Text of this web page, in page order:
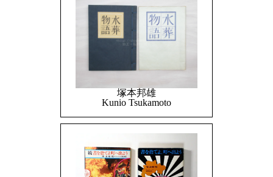
塚本邦雄
Kunio Tsukamoto